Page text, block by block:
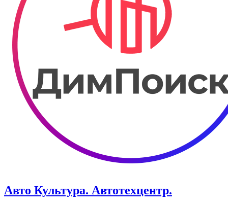
Авто Культура. ​Автотехцентр.